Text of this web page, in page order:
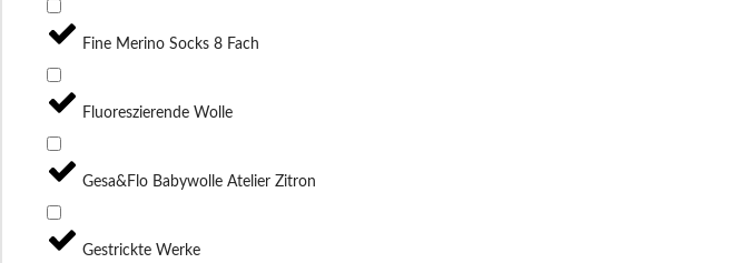
Fine Merino Socks 8 Fach
Fluoreszierende Wolle
Gesa&Flo Babywolle Atelier Zitron
Gestrickte Werke